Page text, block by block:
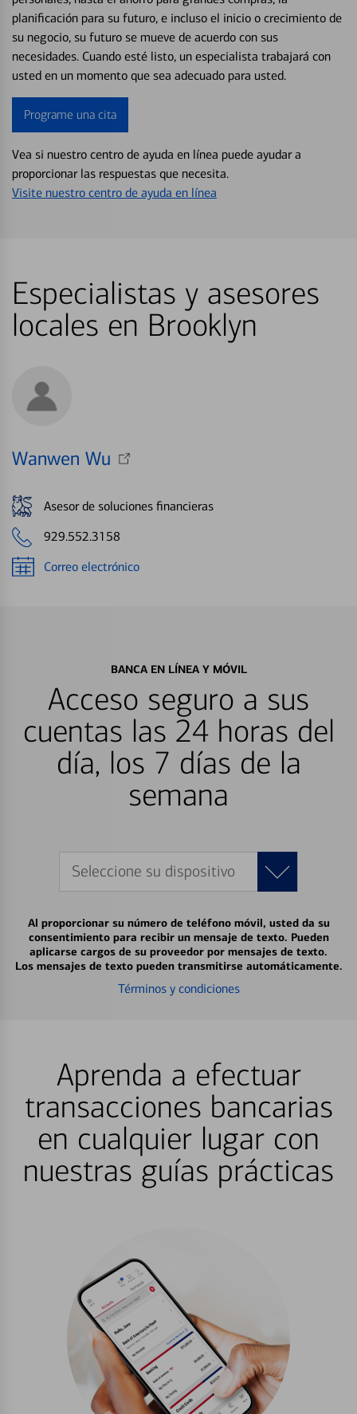
planificación para su futuro, e incluso el inicio o crecimiento de
su negocio, su futuro se mueve de acuerdo con sus
necesidades. Cuando esté listo, un especialista trabajará con
usted en un momento que sea adecuado para usted.
Programe una cita
Vea si nuestro centro de ayuda en línea puede ayudar a
proporcionar las respuestas que necesita.
Visite nuestro centro de ayuda en línea
Especialistas y asesores
locales en Brooklyn
Wanwen Wu
Asesor de soluciones financieras
929.552.3158
Correo electrónico
BANCA EN LÍNEA Y MÓVIL
Acceso seguro a sus
cuentas las 24 horas del
día, los 7 días de la
semana
Seleccione su dispositivo
Al proporcionar su número de teléfono móvil, usted da su
consentimiento para recibir un mensaje de texto. Pueden
aplicarse cargos de su proveedor por mensajes de texto.
Los mensajes de texto pueden transmitirse automáticamente.
Términos y condiciones
Aprenda a efectuar
transacciones bancarias
en cualquier lugar con
nuestras guías prácticas